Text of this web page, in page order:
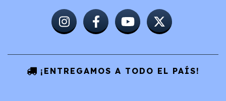
¡ENTREGAMOS A TODO EL PAÍS!